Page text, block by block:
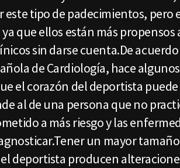
tipo de padecimientos, pero
que ellos están más
sin darse cuenta.De
de Cardiología, hace
el corazón del deportista puede
al de una persona que no
a más riesgo y las
un mayor
deportista producen